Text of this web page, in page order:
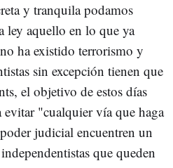
y tranquila podamos
ley aquello en lo que ya
ha existido terrorismo y
sin excepción tienen que
el objetivo de estos días
evitar "cualquier vía que haga
judicial encuentren un
que queden